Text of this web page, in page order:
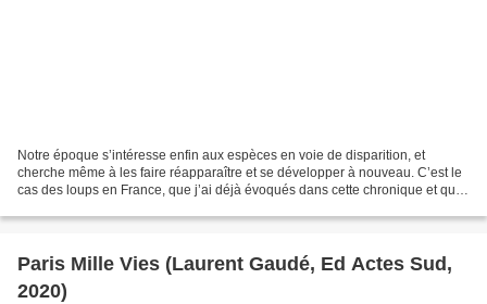
Notre époque s’intéresse enfin aux espèces en voie de disparition, et
cherche même à les faire réapparaître et se développer à nouveau. C’est le
cas des loups en France, que j’ai déjà évoqués dans cette chronique et que
Paris Mille Vies (Laurent Gaudé, Ed Actes Sud,
2020)